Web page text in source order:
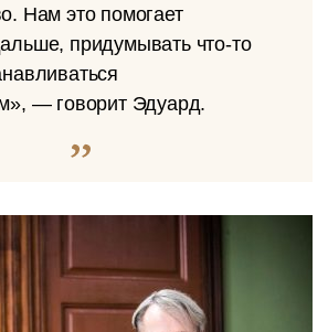
Нам это помогает
придумывать что-то
— говорит Эдуард.